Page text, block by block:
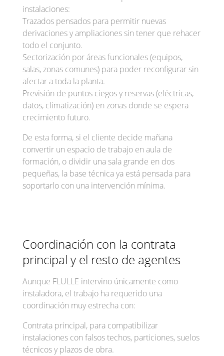
instalaciones:
Trazados pensados para permitir nuevas
derivaciones y ampliaciones sin tener que rehacer
todo el conjunto.
Sectorización por áreas funcionales (equipos,
salas, zonas comunes) para poder reconfigurar sin
afectar a toda la planta.
Previsión de puntos ciegos y reservas (eléctricas,
datos, climatización) en zonas donde se espera
crecimiento futuro.
De esta forma, si el cliente decide mañana
convertir un espacio de trabajo en aula de
formación, o dividir una sala grande en dos
pequeñas, la base técnica ya está pensada para
soportarlo con una intervención mínima.
Coordinación con la contrata
principal y el resto de agentes
Aunque FLULLE intervino únicamente como
instaladora, el trabajo ha requerido una
coordinación muy estrecha con:
Contrata principal, para compatibilizar
instalaciones con falsos techos, particiones, suelos
técnicos y plazos de obra.